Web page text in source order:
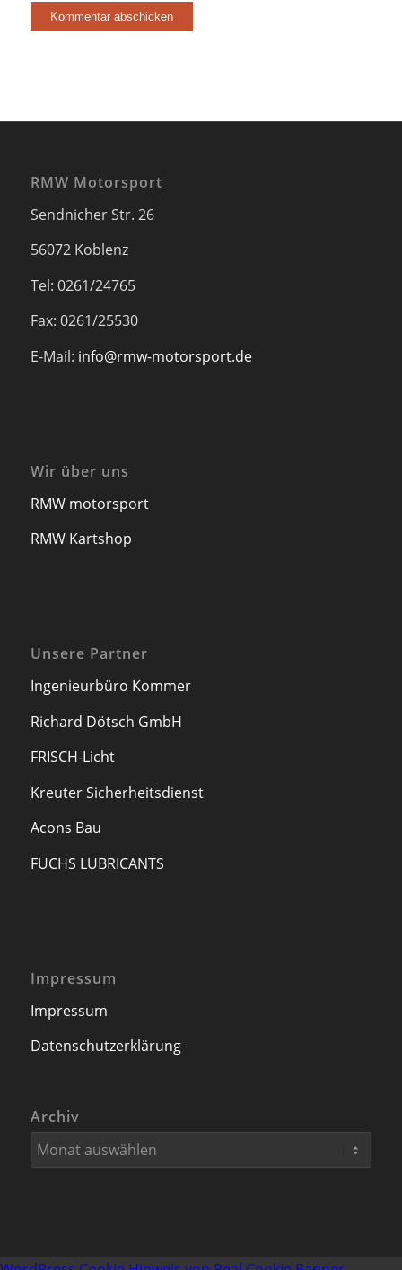
RMW Motorsport
Sendnicher Str. 26
56072 Koblenz
Tel: 0261/24765
Fax: 0261/25530
E-Mail: info@rmw-motorsport.de
Wir über uns
RMW motorsport
RMW Kartshop
Unsere Partner
Ingenieurbüro Kommer
Richard Dötsch GmbH
FRISCH-Licht
Kreuter Sicherheitsdienst
Acons Bau
FUCHS LUBRICANTS
Impressum
Impressum
Datenschutzerklärung
Archiv